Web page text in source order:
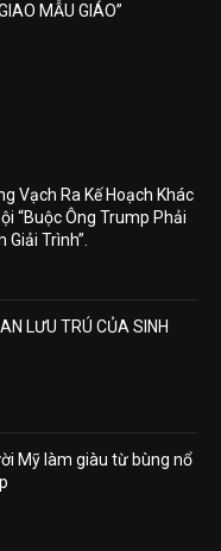
MẪU GIÁO”
Vạch Ra Kế Hoạch Khác
“Buộc Ông Trump Phải
Trình”.
LƯU TRÚ CỦA SINH
Mỹ làm giàu từ bùng nổ